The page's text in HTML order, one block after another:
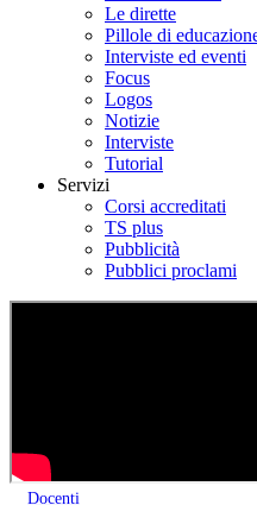
Le dirette
Pillole di
Interviste ed eventi
Focus
Logos
Notizie
Interviste
Tutorial
Servizi
Corsi accreditati
TS plus
Pubblicità
Pubblici proclami
Docenti